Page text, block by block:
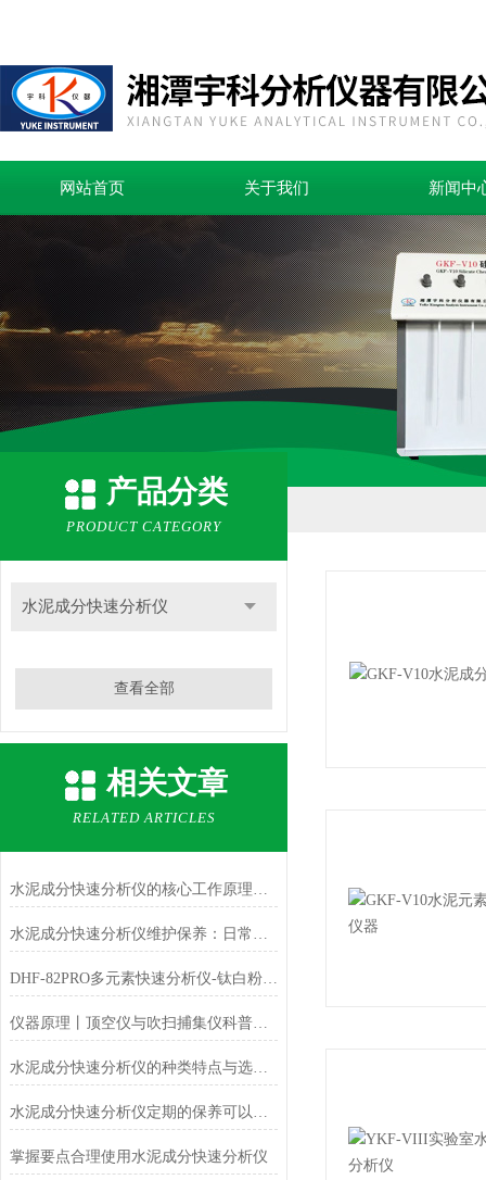
网站首页 关于我们 新闻中
产品分类
PRODUCT CATEGORY
水泥成分快速分析仪
查看全部
相关文章
RELATED ARTICLES
水泥成分快速分析仪的核心工作原理与检测技术
水泥成分快速分析仪维护保养：日常清洁、定期校准与关键部件更换
DHF-82PRO多元素快速分析仪-钛白粉、金红石中主成份TiO2的测定
仪器原理丨顶空仪与吹扫捕集仪科普小知识
水泥成分快速分析仪的种类特点与选购指南
水泥成分快速分析仪定期的保养可以减少不必要的损失
掌握要点合理使用水泥成分快速分析仪